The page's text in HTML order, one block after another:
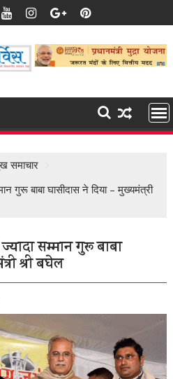
समाचार
गुरू बाबा घासीदास ने दिया – मुख्यमंत्री
सम्मान गुरू बाबा
श्री बघेल